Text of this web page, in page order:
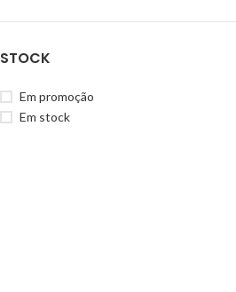
STOCK
Em promoção
Em stock